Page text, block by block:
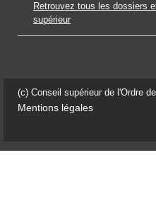
Retrouvez tous les dossiers
supérieur
(c) Conseil supérieur de l'Ordre
Mentions légales